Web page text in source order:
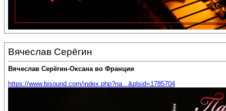
Вячеслав Серёгин
Вячеслав Серёгин-Оксана во Франции
https://www.bisound.com/index.php?na...&plsid=1785704